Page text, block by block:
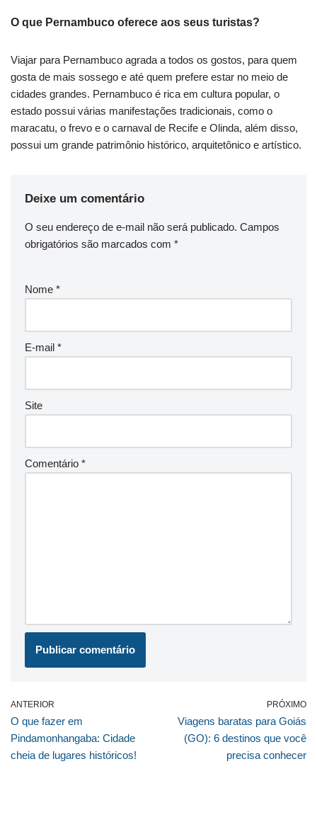
O que Pernambuco oferece aos seus turistas?
Viajar para Pernambuco agrada a todos os gostos, para quem
gosta de mais sossego e até quem prefere estar no meio de
cidades grandes. Pernambuco é rica em cultura popular, o
estado possui várias manifestações tradicionais, como o
maracatu, o frevo e o carnaval de Recife e Olinda, além disso,
possui um grande patrimônio histórico, arquitetônico e artístico.
Deixe um comentário
O seu endereço de e-mail não será publicado. Campos
obrigatórios são marcados com *
Nome *
E-mail *
Site
Comentário *
ANTERIOR
O que fazer em
Pindamonhangaba: Cidade
cheia de lugares históricos!
PRÓXIMO
Viagens baratas para Goiás
(GO): 6 destinos que você
precisa conhecer